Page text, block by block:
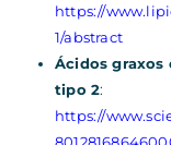
https://
1/abstract
Ácidos graxos
tipo 2:
https://